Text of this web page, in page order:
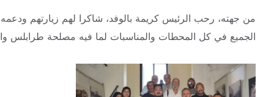
من جهته، رحب الرئيس كريمة بالوفد، شاكرا لهم زيارتهم
الجميع في كل المحطات والمناسبات لما فيه مصلحة طرابلس